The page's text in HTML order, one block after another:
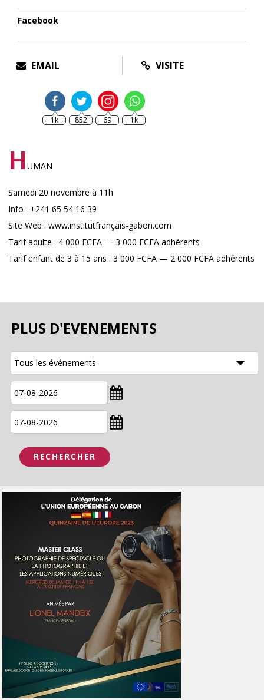
Facebook
EMAIL VISITE
1k 852 69 1k
HUMAN
Samedi 20 novembre à 11h
Info : +241 65 54 16 39
Site Web : www.institutfrançais-gabon.com
Tarif adulte : 4 000 FCFA — 3 000 FCFA adhérents
Tarif enfant de 3 à 15 ans : 3 000 FCFA — 2 000 FCFA adhérents
PLUS D'EVENEMENTS